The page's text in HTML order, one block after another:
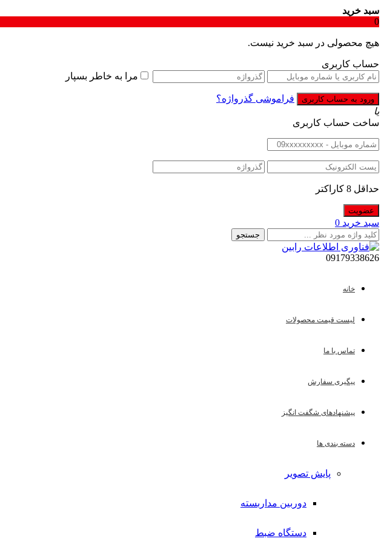
سبد خرید
0
هیچ محصولی در سبد خرید نیست.
حساب کاربری
مرا به خاطر بسپار
فراموشی گذرواژه؟
یا
ساخت حساب کاربری
حداقل 8 کاراکتر
سبد خرید 0
جستجو
09179338626
خانه
لیست قیمت محصولات
تماس با ما
پیگیری سفارش
پیشنهادهای شگفت انگیز
دسته بندی ها
پایش تصویر
دوربین مداربسته
دستگاه ضبط